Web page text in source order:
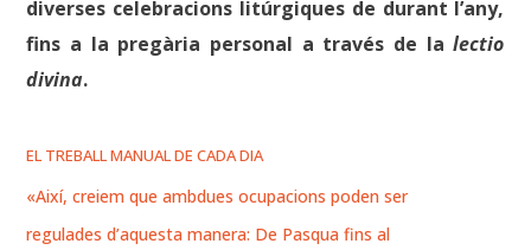
diverses celebracions litúrgiques de durant l’any,
fins a la pregària personal a través de lalectio
divina.
EL TREBALL MANUAL DE CADA DIA
«Així, creiem que ambdues ocupacions poden ser
regulades d’aquesta manera: De Pasqua fins al